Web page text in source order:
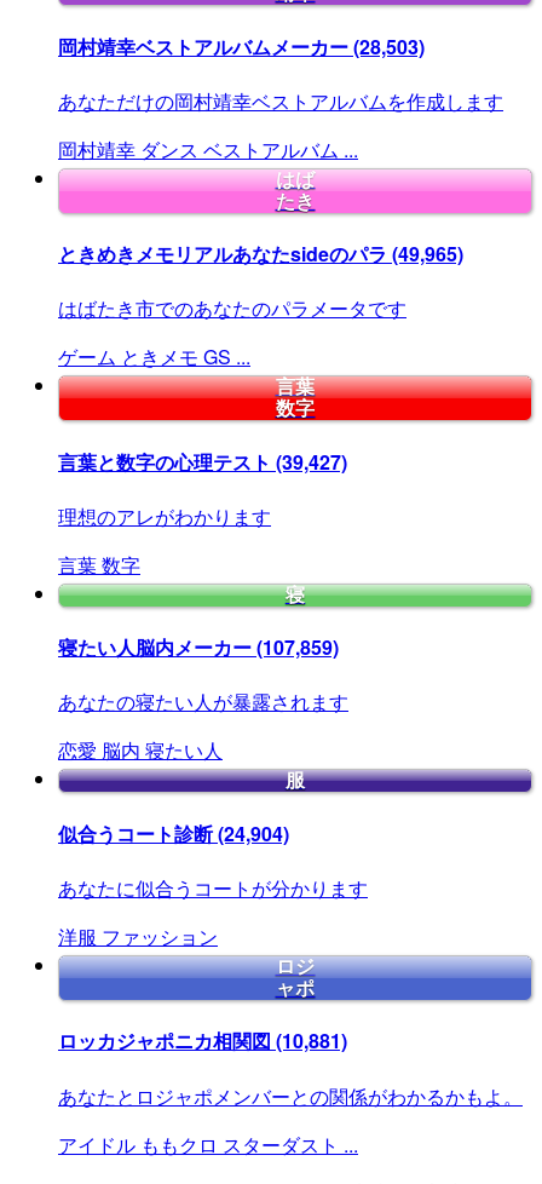
岡村靖幸ベストアルバムメーカー(28,503)
あなただけの岡村靖幸ベストアルバムを作成します
岡村靖幸 ダンス ベストアルバム ...
はば
たき
ときめきメモリアルあなたsideのパラ (49,965)
はばたき市でのあなたのパラメータです
ゲーム ときメモ GS ...
言葉
数字
言葉と数字の心理テスト (39,427)
理想のアレがわかります
言葉数字
寝
寝たい人脳内メーカー(107,859)
あなたの寝たい人が暴露されます
恋愛 脳内 寝たい人
服
似合うコート診断(24,904)
あなたに似合うコートが分かります
洋服 ファッション
ロジ
ャポ
ロッカジャポニカ相関図 (10,881)
あなたとロジャポメンバーとの関係がわかるかもよ。
アイドル ももクロ スターダスト ...